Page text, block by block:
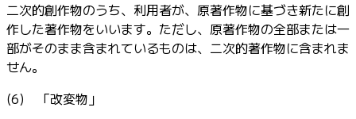
二次的創作物のうち、利用者が、原著作物に基づき新たに創
作した著作物をいいます。ただし、原著作物の全部または一
部がそのまま含まれているものは、二次的著作物に含まれま
せん。
(6) 「改変物」